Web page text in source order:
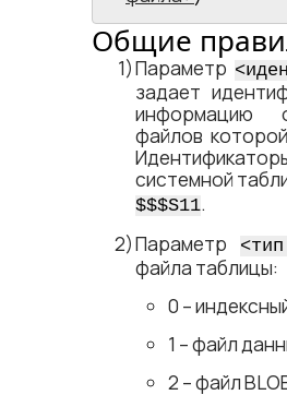
Общие
Параметр
задает
информацию
файлов
системной
$$$S11.
Параметр
файла таблицы:
0 –
1 – файл
2 – файл